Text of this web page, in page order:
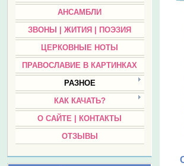
АНСАМБЛИ
ЗВОНЫ | ЖИТИЯ | ПОЭЗИЯ
ЦЕРКОВНЫЕ НОТЫ
ПРАВОСЛАВИЕ В КАРТИНКАХ
РАЗНОЕ
КАК КАЧАТЬ?
О САЙТЕ | КОНТАКТЫ
ОТЗЫВЫ